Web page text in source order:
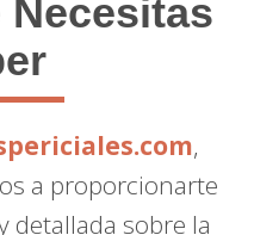
,
a proporcionarte
detallada sobre la